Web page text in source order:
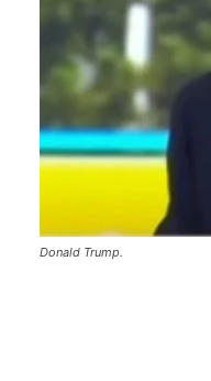
Donald Trump.